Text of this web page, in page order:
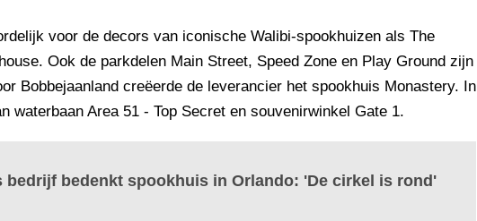
voor de decors van iconische Walibi-spookhuizen als The
Ook de parkdelen Main Street, Speed Zone en Play Ground zijn
Bobbejaanland creëerde de leverancier het spookhuis Monastery. In
waterbaan Area 51 - Top Secret en souvenirwinkel Gate 1.
bedrijf bedenkt spookhuis in Orlando: 'De cirkel is rond'